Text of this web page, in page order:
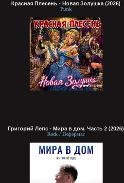
Красная Плесень - Новая Золушка (2026)
Punk
Григорий Лепс - Мира в дом. Часть 2 (2026)
Rock / Неформат